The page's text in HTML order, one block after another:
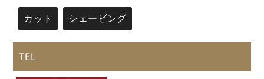
カット シェービング
TEL